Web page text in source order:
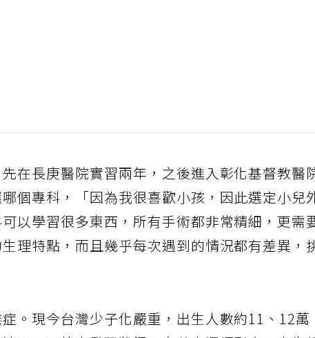
在長庚醫院實習兩年，之後進入彰化基督教醫
個專科，「因為我很喜歡小孩，因此選定小兒
以學習很多東西，所有手術都非常精細，更需
理特點，而且幾乎每次遇到的情況都有差異，
。現今台灣少子化嚴重，出生人數約11、12萬